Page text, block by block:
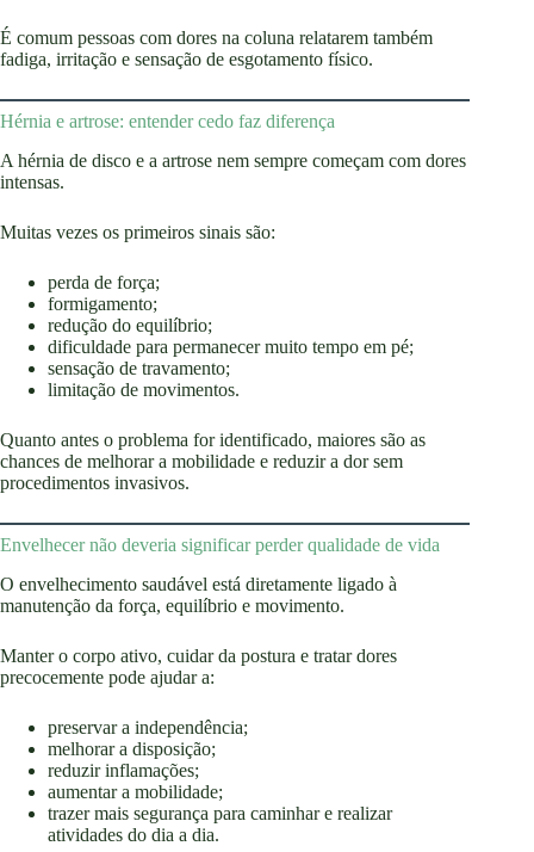
É comum pessoas com dores na coluna relatarem também
fadiga, irritação e sensação de esgotamento físico.
Hérnia e artrose: entender cedo faz diferença
A hérnia de disco e a artrose nem sempre começam com dores
intensas.
Muitas vezes os primeiros sinais são:
perda de força;
formigamento;
redução do equilíbrio;
dificuldade para permanecer muito tempo em pé;
sensação de travamento;
limitação de movimentos.
Quanto antes o problema for identificado, maiores são as
chances de melhorar a mobilidade e reduzir a dor sem
procedimentos invasivos.
Envelhecer não deveria significar perder qualidade de vida
O envelhecimento saudável está diretamente ligado à
manutenção da força, equilíbrio e movimento.
Manter o corpo ativo, cuidar da postura e tratar dores
precocemente pode ajudar a:
preservar a independência;
melhorar a disposição;
reduzir inflamações;
aumentar a mobilidade;
trazer mais segurança para caminhar e realizar
atividades do dia a dia.